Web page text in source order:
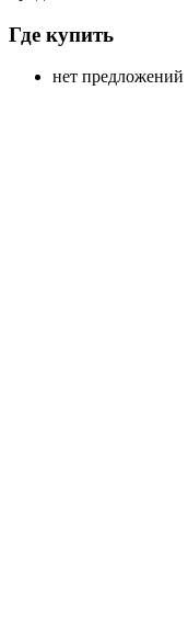
Где купить
нет предложений